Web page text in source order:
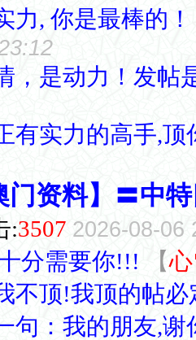
力, 你是最棒的
，是动力！发帖
有实力的高手,顶
门资料】〓中
:3507 2026-08-06
分需要你!!! 【
不顶!我顶的帖
句：我的朋友,谢